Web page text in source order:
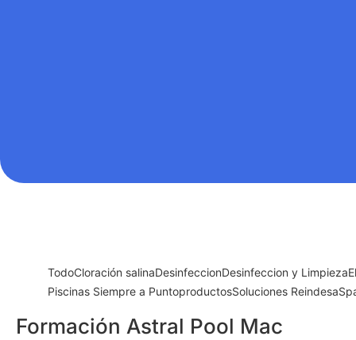
TodoCloración salinaDesinfeccionDesinfeccion y Limpieza
Piscinas Siempre a PuntoproductosSoluciones Reindesa
Formación Astral Pool Mac